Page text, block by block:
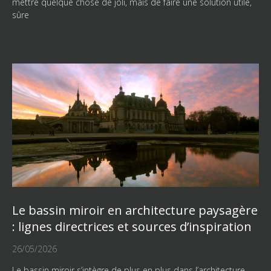
sûre
Le bassin miroir en architecture paysagère
: lignes directrices et sources d’inspiration
26/05/2026